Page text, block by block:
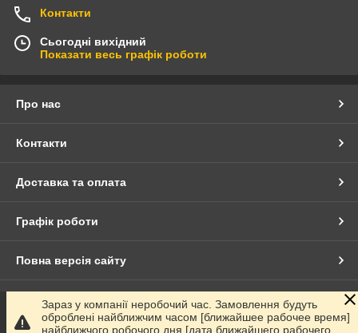
Контакти
Сьогодні вихідний
Показати весь графік роботи
Про нас
Контакти
Доставка та оплата
Графік роботи
Повна версія сайту
Сайт створено на маркетплейсіProm.ua
Зараз у компанії неробочий час. Замовлення будуть
оброблені найближчим часом [ближайшее рабочее время]
найближчого робочого дня [дата ближайшего рабочего